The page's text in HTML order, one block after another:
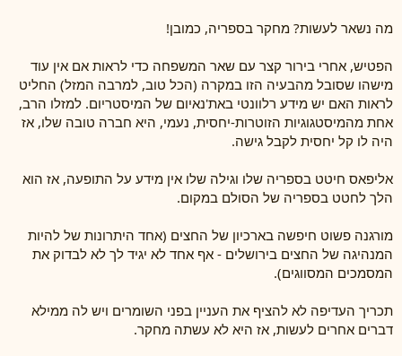
מה נשאר לעשות? מחקר בספריה, כמובן!
הפטיש, אחרי בירור קצר עם שאר המשפחה כדי לראות אם אין עוד
מישהו שסובל מהבעיה הזו במקרה (הכל טוב, למרבה המזל) החליט
לראות האם יש מידע רלוונטי באת'נאיום של המיסטריום. למזלו הרב,
אחת מהמיסטגוגיות הזוטרות-יחסית, נעמי, היא חברה טובה שלו, אז
היה לו קל יחסית לקבל גישה.
אליפאס חיטט בספריה שלו וגילה שלו אין מידע על התופעה, אז הוא
הלך לחטט בספריה של הסולם במקום.
מורגנה פשוט חיפשה בארכיון של החצים (אחד היתרונות של להיות
המנהיגה של החצים בירושלים - אף אחד לא יגיד לך לא לבדוק את
המסמכים המסווגים).
תכריך העדיפה לא להציף את העניין בפני השומרים ויש לה ממילא
דברים אחרים לעשות, אז היא לא עשתה מחקר.